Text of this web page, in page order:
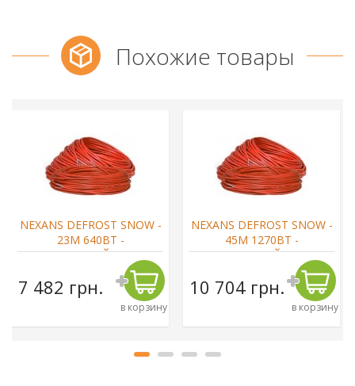
Похожие товары
NEXANS DEFROST SNOW -
23М 640ВТ -
РЕЗИСТИВНЫЙ КАБЕЛЬ
7 482 грн.
в корзину
NEXANS DEFROST SNOW -
45М 1270ВТ -
РЕЗИСТИВНЫЙ КАБЕЛЬ
10 704 грн.
в корзину